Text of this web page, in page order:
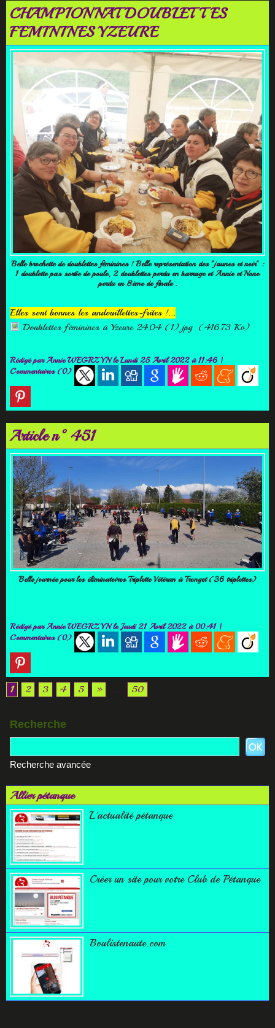
CHAMPIONNAT DOUBLETTES
FEMININES YZEURE
Belle brochette de doublettes féminines ! Belle représentation des "jaunes et noir" :
1 doublette pas sortie de poule, 2 doublettes perdu en barrage et Annie et Nono
perdu en 8ème de finale .
Elles sont bonnes les andouillettes-frites !...
Doublettes féminines à Yzeure 24.04 (1).jpg (416.73 Ko)
Rédigé parAnnie WEGRZYNle Lundi 25 Avril 2022 à 11:46 |
Commentaires (0)
Article n°451
Belle journée pour les éliminatoires Triplette Vétéran à Tronget (36 triplettes)
Rédigé parAnnie WEGRZYNle Jeudi 21 Avril 2022 à 00:41 |
Commentaires (0)
1 2 3 4 5 » ... 50
Recherche
Recherche avancée
Allier pétanque
L'actualité pétanque
Créer un site pour votre Club de Pétanque
Boulistenaute.com